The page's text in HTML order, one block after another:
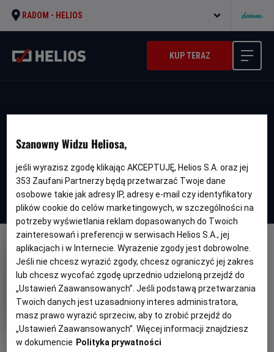
RADOM - HELIOS
KUP TERAZ
Kickbokserka
Oryginalny
tytuł
Vechtmeisje Gatunek
Dramat
Minimalny
wiek
Od 8 lat
Czas
trwania
84 min
Kraj
i
Holandia
Szanowny Widzu Heliosa,
jeśli wyrazisz zgodę klikając AKCEPTUJĘ, Helios S.A. oraz jej
353 Zaufani Partnerzy będą przetwarzać Twoje dane
osobowe takie jak adresy IP, adresy e-mail czy identyfikatory
plików cookie do celów marketingowych, w szczególności na
potrzeby wyświetlania reklam dopasowanych do Twoich
zainteresowań i preferencji w serwisach Helios S.A., jej
aplikacjach i w Internecie. Wyrażenie zgody jest dobrowolne.
Jeśli nie chcesz wyrazić zgody, chcesz ograniczyć jej zakres
lub chcesz wycofać zgodę uprzednio udzieloną przejdź do
„Ustawień Zaawansowanych”. Jeśli podstawą przetwarzania
Twoich danych jest uzasadniony interes administratora,
masz prawo wyrazić sprzeciw, aby to zrobić przejdź do
„Ustawień Zaawansowanych”. Więcej informacji znajdziesz
w dokumencie Polityka prywatności